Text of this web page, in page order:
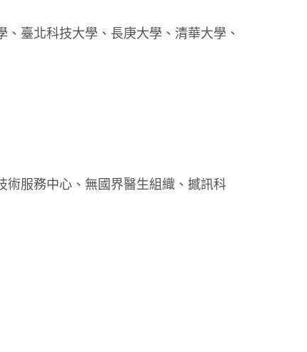
臺北科技大學、長庚大學、清華大學、
服務中心、無國界醫生組織、撼訊科